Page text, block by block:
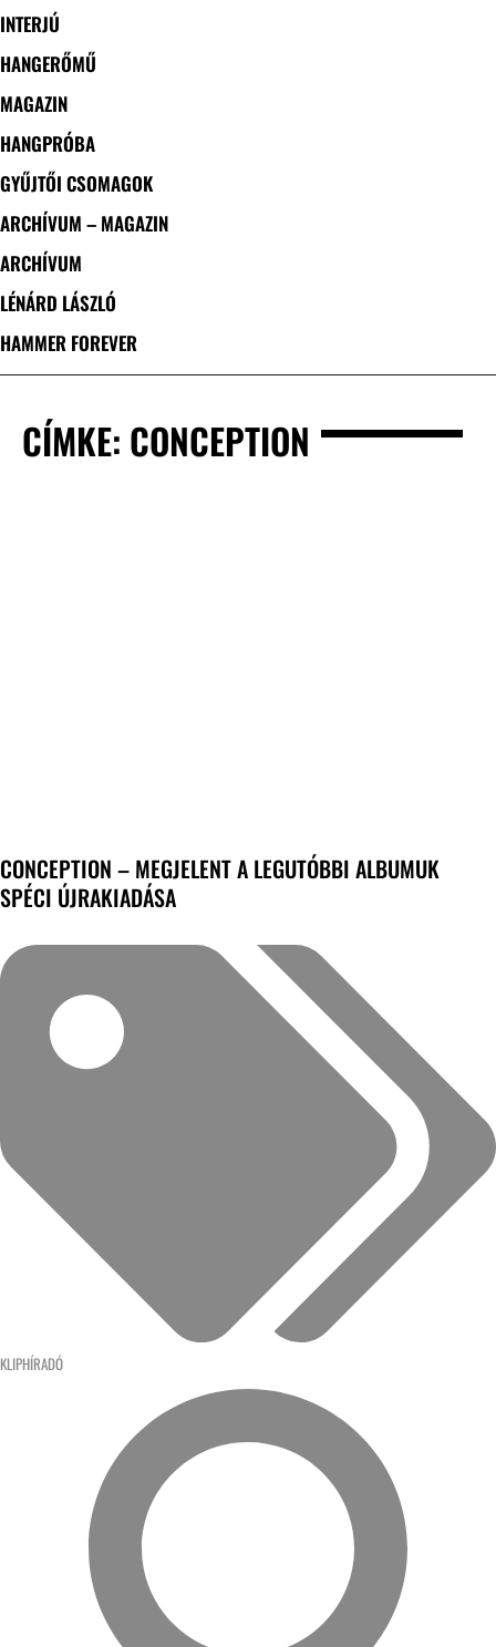
INTERJÚ
HANGERŐMŰ
MAGAZIN
HANGPRÓBA
GYŰJTŐI CSOMAGOK
ARCHÍVUM – MAGAZIN
ARCHÍVUM
LÉNÁRD LÁSZLÓ
HAMMER FOREVER
CÍMKE: CONCEPTION
CONCEPTION – MEGJELENT A LEGUTÓBBI ALBUMUK
SPÉCI ÚJRAKIADÁSA
KLIPHÍRADÓ